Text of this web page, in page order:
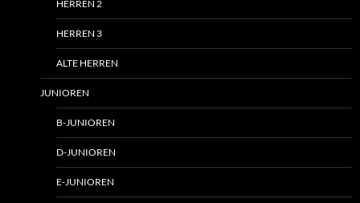
HERREN 2
HERREN 3
ALTE HERREN
JUNIOREN
B-JUNIOREN
D-JUNIOREN
E-JUNIOREN